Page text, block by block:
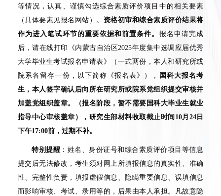
等情况，认真、谨慎勾选综合素质评价项目中的相关要素
（具体要素见报名网站）。 资格初审和综合素质评价结果将
作为进入笔试环节的重要依据和前置条件。 报名申请完成
后，请在线打印《内蒙古自治区2025年度集中选调应届优秀
大学毕业生考试报名申请表》（一式两份，本人和研究所或
院系各留存一份，以下简称《报名表》），
国科大报名考
生，本人签字确认后向所在研究所或院系党组织提交审核并
加盖党组织盖章。（报名阶段，暂不需要国科大毕业生就业
指导中心审核盖章），研究生部材料收取截止时间 10月 24日
下午17:00前，过期不补。
特别提醒 ：姓名、身份证号和综合素质评价项目等信息
提交后无法修改，考生须对网上所填报信息的真实性、准确
性、完整性负责，填报虚假信息、隐瞒重要信息、误填信息
而影响审核、考试、录用等的，后果由本人承担。凡故意隐